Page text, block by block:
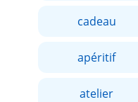
cadeau
apéritif
atelier